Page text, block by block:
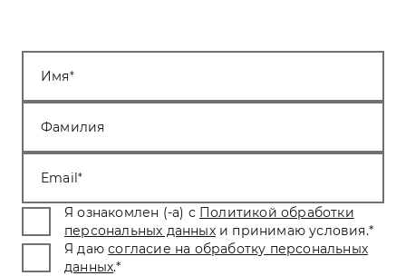
Имя
Фамилия
Email
Я ознакомлен (-а) с Политикой обработки
персональных данных и принимаю условия.*
Я даю согласие на обработку персональных
данных.*